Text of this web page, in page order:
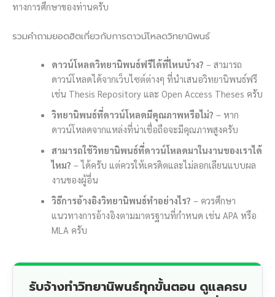
ทางการศึกษาของท่านครับ
รวมคำถามยอดฮิตเกี่ยวกับการดาวน์โหลดวิทยานิพนธ์
ดาวน์โหลดวิทยานิพนธ์ฟรีได้ที่ไหนบ้าง? – สามารถ
ดาวน์โหลดได้จากเว็บไซต์ต่างๆ ที่นำเสนอวิทยานิพนธ์ฟรี
เช่น Thesis Repository และ Open Access Theses ครับ
วิทยานิพนธ์ที่ดาวน์โหลดมีคุณภาพหรือไม่? – หาก
ดาวน์โหลดจากแหล่งที่น่าเชื่อถือจะมีคุณภาพสูงครับ
สามารถใช้วิทยานิพนธ์ที่ดาวน์โหลดมาในงานของเราได้
ไหม? – ได้ครับ แต่ควรให้เครดิตและไม่ลอกเลียนแบบผล
งานของผู้อื่น
วิธีการอ้างอิงวิทยานิพนธ์ทำอย่างไร? – ควรศึกษา
แนวทางการอ้างอิงตามมาตรฐานที่กำหนด เช่น APA หรือ
MLA ครับ
รับจ้างทำวิทยานิพนธ์ทุกขั้นตอน ดูแลครบ